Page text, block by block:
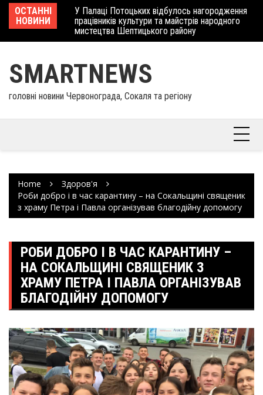
Skip
content
ОСТАННІ
НОВИНИ
У Палаці Потоцьких відбулось нагородження
працівників культури та майстрів народного
мистецтва Шептицького району
SMARTNEWS
головні новини Червонограда, Сокаля та регіону
Home
Здоров'я
Роби добро і в час карантину – на Сокальщині священик
з храму Петра і Павла організував благодійну допомогу
РОБИ ДОБРО І В ЧАС КАРАНТИНУ –
НА СОКАЛЬЩИНІ СВЯЩЕНИК З
ХРАМУ ПЕТРА І ПАВЛА ОРГАНІЗУВАВ
БЛАГОДІЙНУ ДОПОМОГУ